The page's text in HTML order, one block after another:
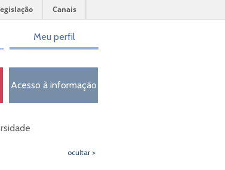
Canais
Meu perfil
Acesso à informação
ocultar >